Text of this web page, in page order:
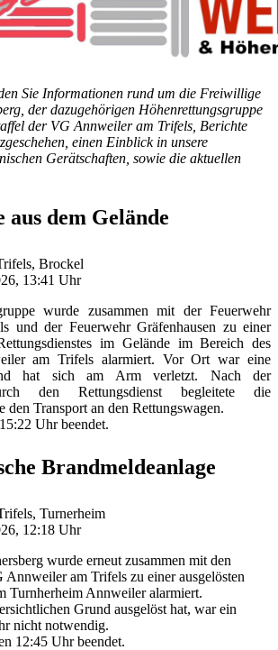
Sie Informationen rund um die Freiwillige
der dazugehörigen Höhenrettungsgruppe
der VG Annweiler am Trifels, Berichte
einen Einblick in unsere
Gerätschaften, sowie die aktuellen
dem Gelände
Brockel
13:41 Uhr
wurde zusammen mit der Feuerwehr
und der Feuerwehr Gräfenhausen zu einer
im Gelände im Bereich des
am Trifels alarmiert. Vor Ort war eine
hat sich am Arm verletzt. Nach der
den Rettungsdienst begleitete die
den Transport an den Rettungswagen.
Uhr beendet.
Brandmeldeanlage
Turnerheim
12:18 Uhr
wurde erneut zusammen mit den
Annweiler am Trifels zu einer ausgelösten
Turnherheim Annweiler alarmiert.
Grund ausgelöst hat, war ein
nicht notwendig.
12:45 Uhr beendet.